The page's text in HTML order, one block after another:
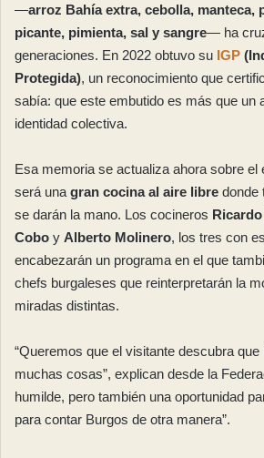
—arroz Bahía extra, cebolla, manteca,
picante, pimienta, sal y sangre— ha
generaciones. En 2022 obtuvo su IGP
Protegida), un reconocimiento que
sabía: que este embutido es más que un
identidad colectiva.
Esa memoria se actualiza ahora sobre el
será una gran cocina al aire libre donde
se darán la mano. Los cocineros
Cobo y Alberto Molinero, los tres con
encabezarán un programa en el que
chefs burgaleses que reinterpretarán la
miradas distintas.
“Queremos que el visitante descubra
muchas cosas”, explican desde la
humilde, pero también una oportunidad
para contar Burgos de otra manera”.